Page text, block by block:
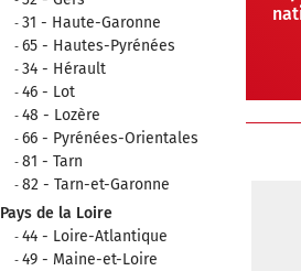
31 - Haute-Garonne
65 - Hautes-Pyrénées
34 - Hérault
46 - Lot
48 - Lozère
66 - Pyrénées-Orientales
81 - Tarn
82 - Tarn-et-Garonne
Pays de la Loire
44 - Loire-Atlantique
49 - Maine-et-Loire